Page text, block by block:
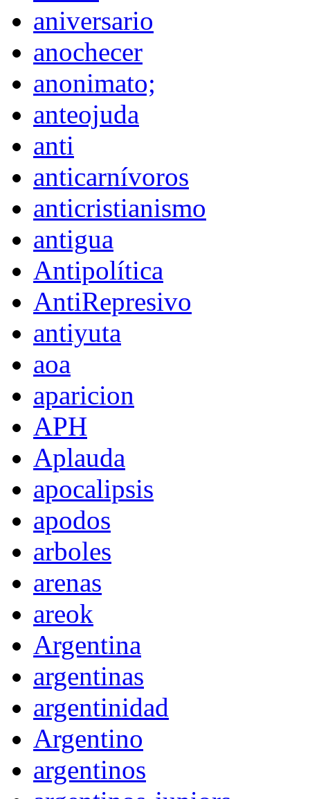
aniversario
anochecer
anonimato;
anteojuda
anti
anticarnívoros
anticristianismo
antigua
Antipolítica
AntiRepresivo
antiyuta
aoa
aparicion
APH
Aplauda
apocalipsis
apodos
arboles
arenas
areok
Argentina
argentinas
argentinidad
Argentino
argentinos